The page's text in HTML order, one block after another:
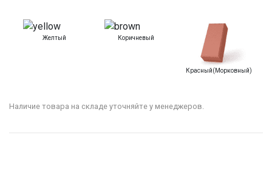
Желтый Коричневый
Красный(морковный)
Наличие товара на складе уточняйте у менеджеров.